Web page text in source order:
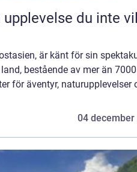
du inte
är känt för sin
bestående av mer än
för äventyr, naturupplevelser
04 december